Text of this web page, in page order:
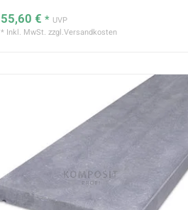
55,60 €* UVP
* Inkl. MwSt. zzgl.Versandkosten